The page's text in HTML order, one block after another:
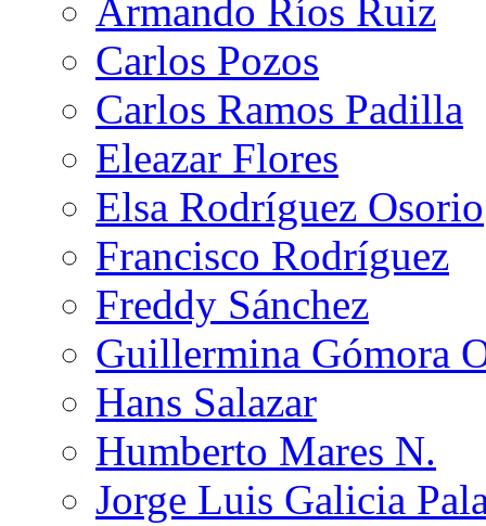
Armando Ríos Ruiz
Carlos Pozos
Carlos Ramos Padilla
Eleazar Flores
Elsa Rodríguez Osorio
Francisco Rodríguez
Freddy Sánchez
Guillermina Gómora
Hans Salazar
Humberto Mares N.
Jorge Luis Galicia